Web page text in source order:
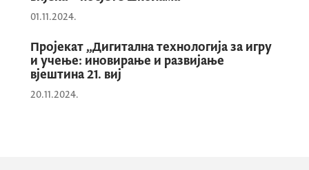
01.11.2024.
Пројекат „Дигитална технологија за игру
и учење: иновирање и развијање
вјештина 21. виј
20.11.2024.